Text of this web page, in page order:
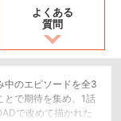
よくある
質問
中のエピソードを全3
とで期待を集め、1話
で改めて描かれた